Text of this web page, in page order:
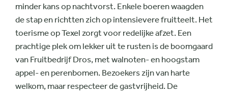
minder kans op nachtvorst. Enkele boeren waagden
de stap en richtten zich op intensievere fruitteelt. Het
toerisme op Texel zorgt voor redelijke afzet. Een
prachtige plek om lekker uit te rusten is de boomgaard
van Fruitbedrijf Dros, met walnoten- en hoogstam
appel- en perenbomen. Bezoekers zijn van harte
welkom, maar respecteer de gastvrijheid. De